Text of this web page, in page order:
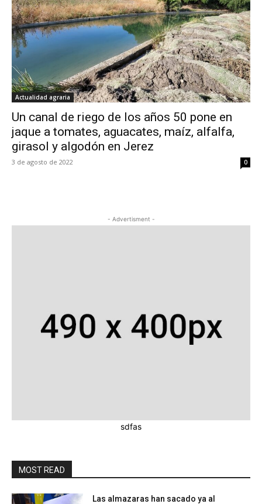
Actualidad agraria
Un canal de riego de los años 50 pone en
jaque a tomates, aguacates, maíz, alfalfa,
girasol y algodón en Jerez
3 de agosto de 2022 0
- Advertisment -
sdfas
MOST READ
Las almazaras han sacado ya al